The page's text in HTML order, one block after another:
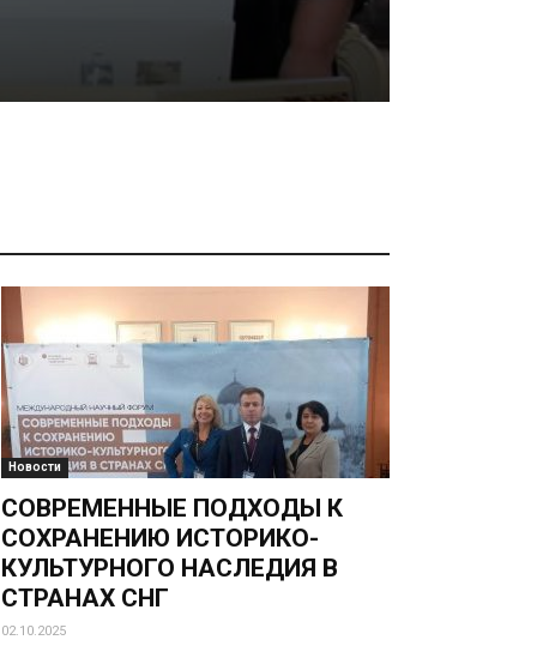
Новости
СОВРЕМЕННЫЕ ПОДХОДЫ К
СОХРАНЕНИЮ ИСТОРИКО-
КУЛЬТУРНОГО НАСЛЕДИЯ В
СТРАНАХ СНГ
02.10.2025